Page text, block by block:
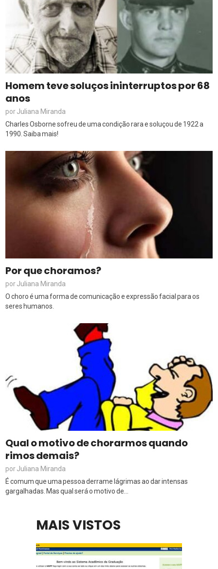
Homem teve soluços ininterruptos por 68
anos
porJuliana Miranda
Charles Osborne sofreu de uma condição rara e soluçou de 1922 a
1990. Saiba mais!
Por que choramos?
porJuliana Miranda
O choro é uma forma de comunicação e expressão facial para os
seres humanos.
Qual o motivo de chorarmos quando
rimos demais?
porJuliana Miranda
É comum que uma pessoa derrame lágrimas ao dar intensas
gargalhadas. Mas qual será o motivo de...
MAIS VISTOS